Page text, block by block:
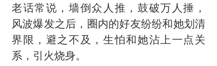
老话常说，墙倒众人推，鼓破万人捶，
风波爆发之后，圈内的好友纷纷和她划清
界限，避之不及，生怕和她沾上一点关
系，引火烧身。